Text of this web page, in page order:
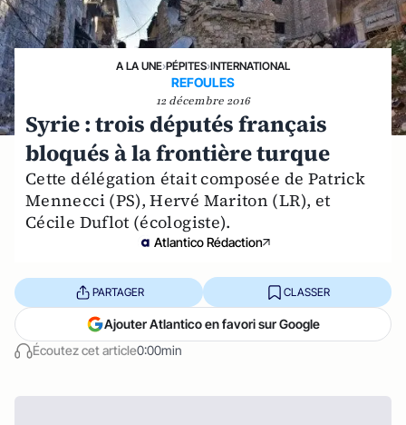
A LA UNE›PÉPITES›INTERNATIONAL
REFOULES
12 décembre 2016
Syrie : trois députés français
bloqués à la frontière turque
Cette délégation était composée de Patrick
Mennecci (PS), Hervé Mariton (LR), et
Cécile Duflot (écologiste).
Atlantico Rédaction
Écoutez cet article0:00min
PARTAGER CLASSER
Ajouter Atlantico en favori sur Google